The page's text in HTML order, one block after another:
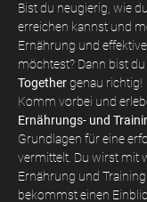
Bist du neugierig, wie
erreichen kannst und
Ernährung und
möchtest? Dann bist
Together genau richtig!
Komm vorbei und
Ernährungs- und
Grundlagen für eine
vermittelt. Du wirst mit
Ernährung und
bekommst einen